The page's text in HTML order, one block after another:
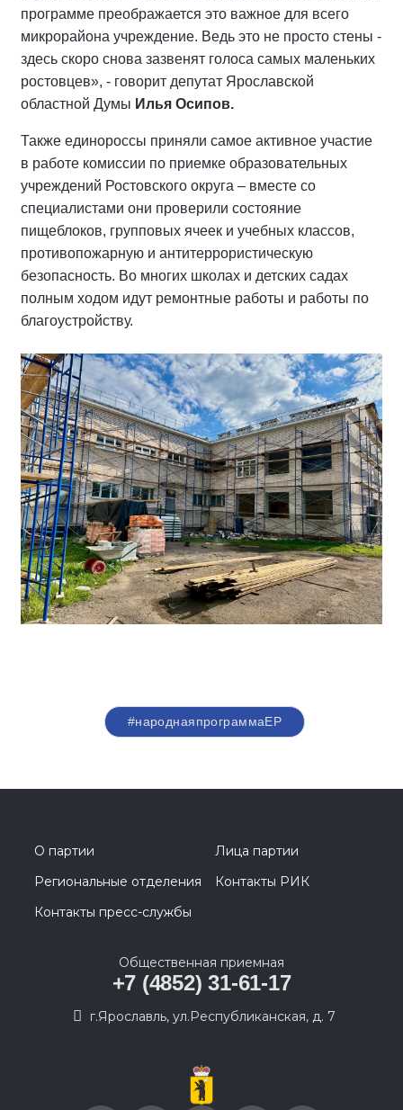
программе преображается это важное для всего
микрорайона учреждение. Ведь это не просто стены -
здесь скоро снова зазвенят голоса самых маленьких
ростовцев», - говорит депутат Ярославской
областной Думы Илья Осипов.
Также единороссы приняли самое активное участие
в работе комиссии по приемке образовательных
учреждений Ростовского округа – вместе со
специалистами они проверили состояние
пищеблоков, групповых ячеек и учебных классов,
противопожарную и антитеррористическую
безопасность. Во многих школах и детских садах
полным ходом идут ремонтные работы и работы по
благоустройству.
#народнаяпрограммаЕР
О партии
Лица партии
Региональные отделения
Контакты РИК
Контакты пресс-службы
Общественная приемная
+7 (4852) 31-61-17
г.Ярославль, ул.Республиканская, д. 7